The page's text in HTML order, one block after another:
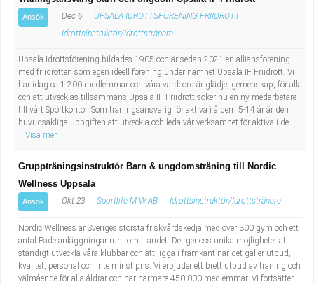
Ansök Dec 6
UPSALA IDROTTSFÖRENING FRIIDROTT
Idrottsinstruktör/Idrottstränare
Upsala Idrottsförening bildades 1905 och är sedan 2021 en alliansförening
med friidrotten som egen ideell förening under namnet Upsala IF Friidrott. Vi
har idag ca 1 200 medlemmar och våra värdeord är glädje, gemenskap, för alla
och att utvecklas tillsammans Upsala IF Friidrott söker nu en ny medarbetare
till vårt Sportkontor. Som träningsansvarig för aktiva i åldern 5-14 år är den
huvudsakliga uppgiften att utveckla och leda vår verksamhet för aktiva i de...
Visa mer
Gruppträningsinstruktör Barn & ungdomsträning till Nordic
Wellness Uppsala
Ansök Okt 23 Sportlife M W AB Idrottsinstruktör/Idrottstränare
Nordic Wellness är Sveriges största friskvårdskedja med över 300 gym och ett
antal Padelanläggningar runt om i landet. Det ger oss unika möjligheter att
ständigt utveckla våra klubbar och att ligga i framkant när det gäller utbud,
kvalitet, personal och inte minst pris. Vi erbjuder ett brett utbud av träning och
välmående för alla åldrar och har närmare 450 000 medlemmar. Vi fortsätter